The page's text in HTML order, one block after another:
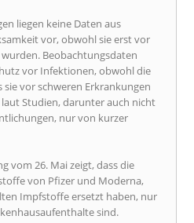
liegen keine Daten aus
vor, obwohl sie erst vor
Beobachtungsdaten
vor Infektionen, obwohl die
vor schweren Erkrankungen
Studien, darunter auch nicht
nur von kurzer
vom 26. Mai zeigt, dass die
von Pfizer und Moderna,
Impfstoffe ersetzt haben, nur
sind.